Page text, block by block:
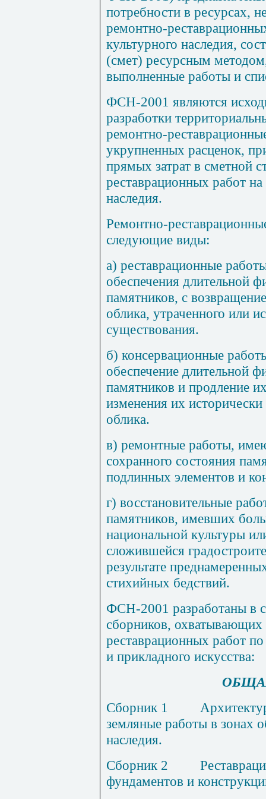
потребности в ресурсах,
ремонтно-
культурного наследия,
(смет) ресурсным
выполненные работы и
ФСН-2001 являются
разработки
ремонтно-
укрупненных расценок,
прямых затрат в сметной
реставрационных работ на
наследия.
Ремонтно-
следующие виды:
а) реставрационные
обеспечения длительной
памятников, с
облика, утраченного или
существования.
б) консервационные
обеспечение длительной
памятников и продление
изменения их
облика.
в) ремонтные работы,
сохранного состояния
подлинных элементов и
г) восстановительные
памятников, имевших
национальной культуры
сложившейся
результате
стихийных бедствий.
ФСН-2001 разработаны в
сборников,
реставрационных работ
и прикладного искусства:
Сборник 1
земляные работы в зонах
наследия.
Сборник 2
фундаментов и